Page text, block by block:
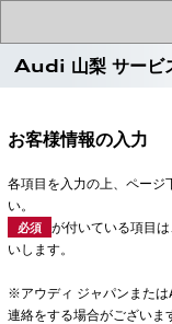
Audi 山梨 サービ
お客様情報の入力
各項目を入力の上、ページ
い。
必須
が付いている項目
いします。
※アウディ ジャパンまた
連絡をする場合がございま